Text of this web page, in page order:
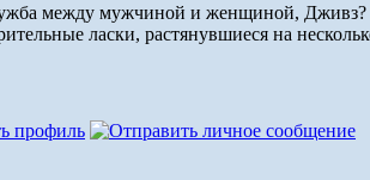
между мужчиной и женщиной, Дживз?
ласки, растянувшиеся на